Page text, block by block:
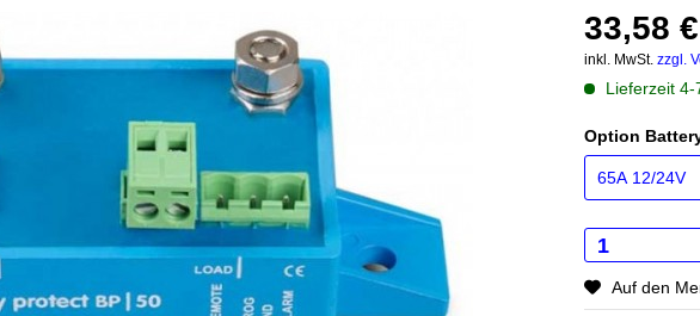
33,58
inkl. MwSt. zzgl.
Lieferzeit
Option
Auf den